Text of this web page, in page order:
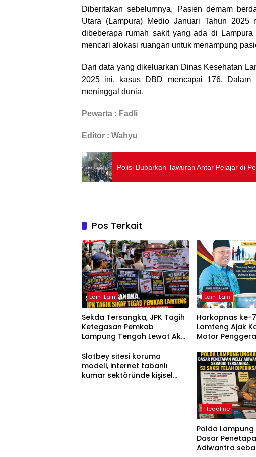
Diberitakan sebelumnya, Pasien demam
Utara (Lampura) Medio Januari Tahun
dibeberapa rumah sakit yang ada di
mencari alokasi ruangan untuk menampung
Dari data yang dikeluarkan Dinas Kesehatan
2025 ini, kasus DBD mencapai 176.
meninggal dunia.
Pewarta : Fadli
Editor : Wahyu
Polisi Bubarkan Tawuran Antar Pelajar di
Pos Terkait
Lain-Lain
Sekda Tersangka, JPK Tagih
Ketegasan Pemkab
Lampung Tengah Lewat Aksi
Lain-Lain
Harkopnas ke-
Lamteng Ajak
Motor
Slotbey sitesi koruma
modeli, internet tabanlı
kumar sektöründe kişisel
Headline
Polda
Dasar
Adiwantra